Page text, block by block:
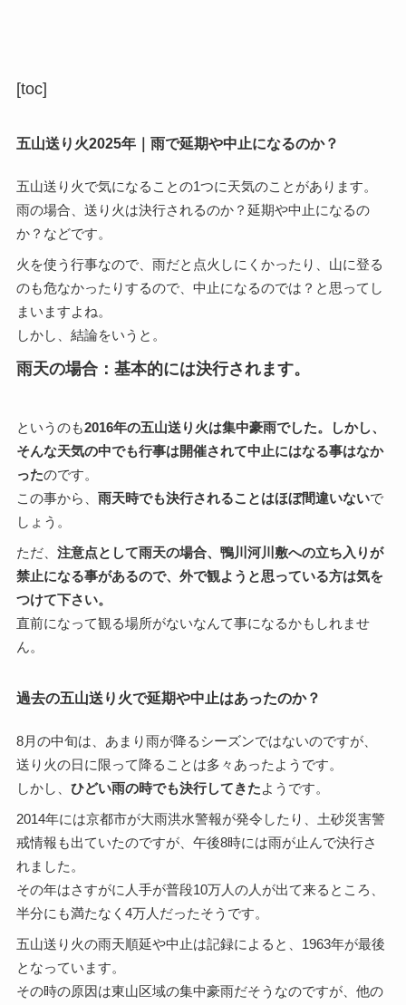
[toc]
五山送り火2025年｜雨で延期や中止になるのか？
五山送り火で気になることの1つに天気のことがあります。
雨の場合、送り火は決行されるのか？延期や中止になるの
か？などです。
火を使う行事なので、雨だと点火しにくかったり、山に登る
のも危なかったりするので、中止になるのでは？と思ってし
まいますよね。
しかし、結論をいうと。
雨天の場合：基本的には決行されます。
というのも2016年の五山送り火は集中豪雨でした。しかし、
そんな天気の中でも行事は開催されて中止にはなる事はなか
ったのです。
この事から、 雨天時でも決行されることはほぼ間違いないで
しょう。
ただ、 注意点として雨天の場合、鴨川河川敷への立ち入りが
禁止になる事があるので、外で観ようと思っている方は気を
つけて下さい。
直前になって観る場所がないなんて事になるかもしれませ
ん。
過去の五山送り火で延期や中止はあったのか？
8月の中旬は、あまり雨が降るシーズンではないのですが、
送り火の日に限って降ることは多々あったようです。
しかし、 ひどい雨の時でも決行してきたようです。
2014年には京都市が大雨洪水警報が発令したり、土砂災害警
戒情報も出ていたのですが、午後8時には雨が止んで決行さ
れました。
その年はさすがに人手が普段10万人の人が出て来るところ、
半分にも満たなく4万人だったそうです。
五山送り火の雨天順延や中止は記録によると、1963年が最後
となっています。
その時の原因は東山区域の集中豪雨だそうなのですが、他の